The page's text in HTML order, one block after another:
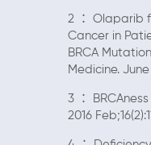
2 ：
Olaparib
Cancer in
BRCA
Medicine. June
3 ：
2016